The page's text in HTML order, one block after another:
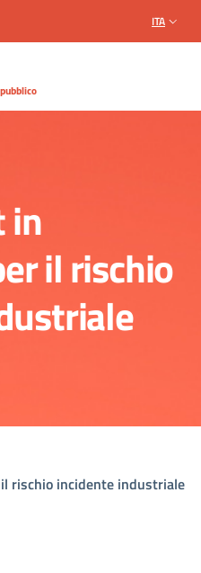
ITA
in
il rischio
rischio incidente industriale